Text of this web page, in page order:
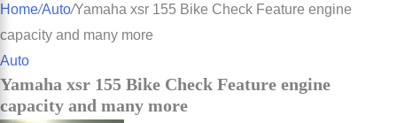
Home/Auto/Yamaha xsr 155 Bike Check Feature engine
capacity and many more
Auto
Yamaha xsr 155 Bike Check Feature engine
capacity and many more